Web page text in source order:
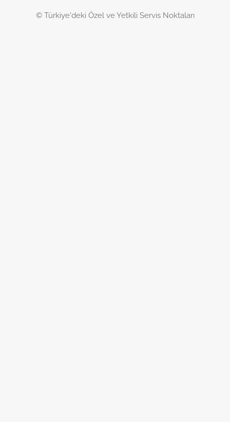
© Türkiye'deki Özel ve Yetkili Servis Noktaları